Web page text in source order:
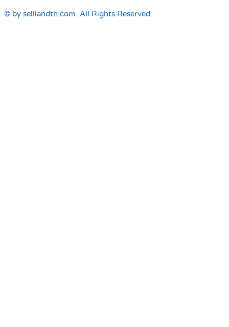
© by selllandth.com. All Rights Reserved.